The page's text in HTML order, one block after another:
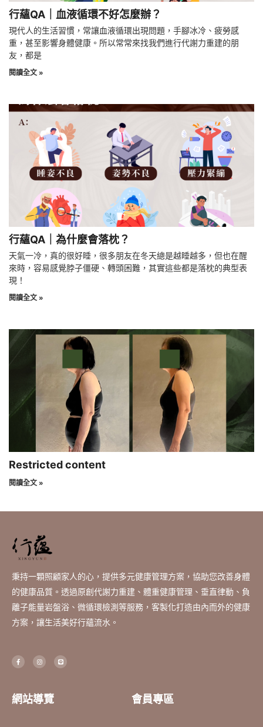
行蘊QA｜血液循環不好怎麼辦？
現代人的生活習慣，常讓血液循環出現問題，手腳冰冷、疲勞感
重，甚至影響身體健康。所以常常來找我們進行代謝力重建的朋
友，都是
閱讀全文 »
行蘊QA｜為什麼會落枕？
天氣一冷，真的很好睡，很多朋友在冬天總是越睡越多，但也在醒
來時，容易感覺脖子僵硬、轉頭困難，其實這些都是落枕的典型表
現！
閱讀全文 »
Restricted content
閱讀全文 »
秉持一顆照顧家人的心，提供多元健康管理方案，協助您改善身體
的健康品質。透過原創代謝力重建、體重健康管理、垂直律動、負
離子能量岩盤浴、微循環檢測等服務，客製化打造由內而外的健康
方案，讓生活美好行蘊流水。
F
a
c
k
-
I
n
s
a
m
L
i
n
網站導覽 會員專區